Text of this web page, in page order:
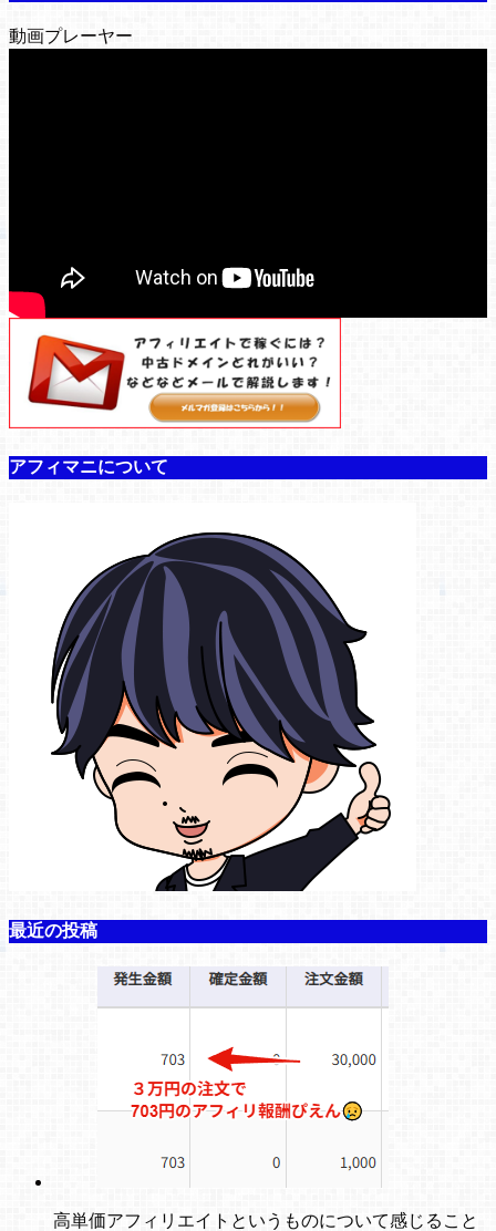
動画プレーヤー
00:00
00:00
04:34
アフィマニについて
最近の投稿
高単価アフィリエイトというものについて感じること